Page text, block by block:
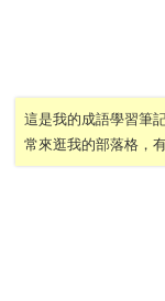
這是我的成語學習筆
常來逛我的部落格，